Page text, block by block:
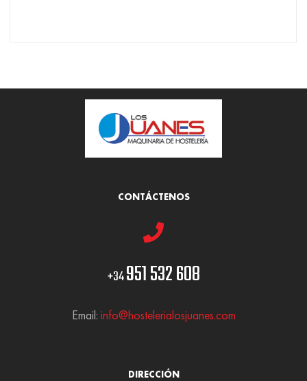
CONTÁCTENOS
+34951 532 608
Email: info@hostelerialosjuanes.com
DIRECCIÓN